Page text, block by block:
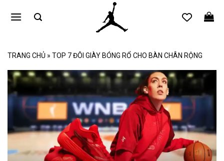
qua
TRANG CHỦ » TOP 7 ĐÔI GIÀY BÓNG RỔ CHO BÀN CHÂN RỘNG